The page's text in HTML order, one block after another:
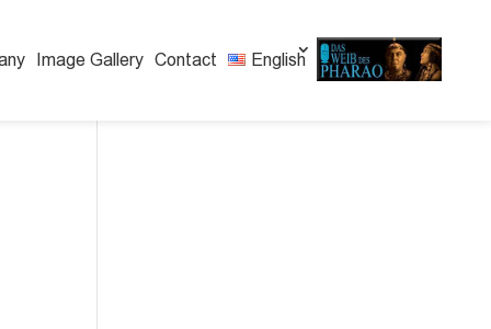
Image Gallery Contact English